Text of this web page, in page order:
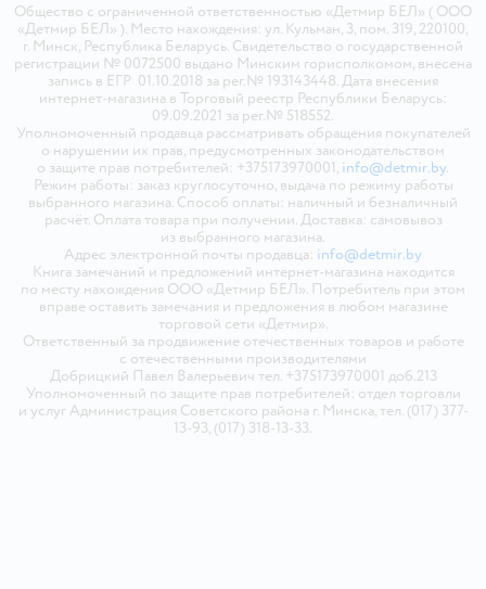
Общество с ограниченной ответственностью «Детмир БЕЛ» ( ООО
«Детмир БЕЛ» ). Место нахождения: ул. Кульман, 3, пом. 319, 220100,
г. Минск, Республика Беларусь. Свидетельство о государственной
регистрации № 0072500 выдано Минским горисполкомом, внесена
запись в ЕГР 01.10.2018 за рег.№ 193143448. Дата внесения
интернет-магазина в Торговый реестр Республики Беларусь:
09.09.2021 за рег.№ 518552.
Уполномоченный продавца рассматривать обращения покупателей
о нарушении их прав, предусмотренных законодательством
о защите прав потребителей: +375173970001, info@detmir.by.
Режим работы: заказ круглосуточно, выдача по режиму работы
выбранного магазина. Способ оплаты: наличный и безналичный
расчёт. Оплата товара при получении. Доставка: самовывоз
из выбранного магазина.
Адрес электронной почты продавца: info@detmir.by
Книга замечаний и предложений интернет-магазина находится
по месту нахождения ООО «Детмир БЕЛ». Потребитель при этом
вправе оставить замечания и предложения в любом магазине
торговой сети «Детмир».
Ответственный за продвижение отечественных товаров и работе
с отечественными производителями
Добрицкий Павел Валерьевич тел. +375173970001 доб.213
Уполномоченный по защите прав потребителей: отдел торговли
и услуг Администрация Советского района г. Минска, тел. (017) 377-
13-93, (017) 318-13-33.